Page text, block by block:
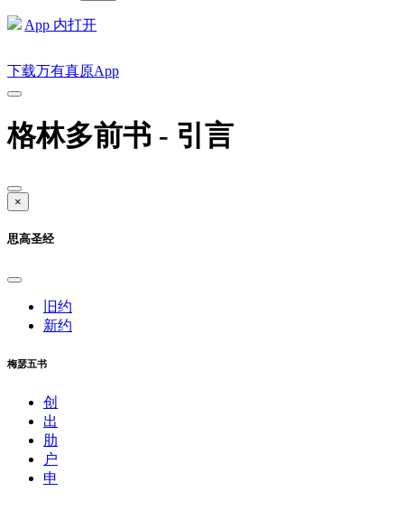
App 内打开
下载万有真原App
格林多前书 - 引言
×
思高圣经
旧约
新约
梅瑟五书
创
出
肋
户
申